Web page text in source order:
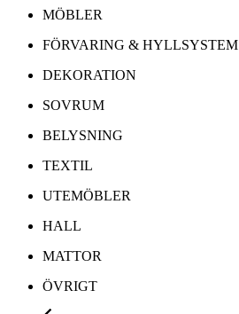
MÖBLER
FÖRVARING & HYLLSYSTEM
DEKORATION
SOVRUM
BELYSNING
TEXTIL
UTEMÖBLER
HALL
MATTOR
ÖVRIGT